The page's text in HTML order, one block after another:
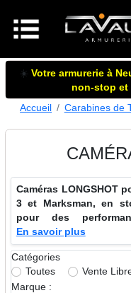
☀️ Votre armurerie à
non-stop et
Accueil
Carabines de
Caméras LONGSHOT
3 et Marksman, en
pour des
En savoir plus
Catégories
Toutes
Vente
Marque :